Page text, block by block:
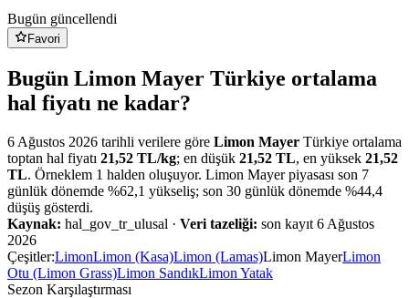
Bugün güncellendi
Favori
Bugün Limon Mayer Türkiye ortalama
hal fiyatı ne kadar?
6 Ağustos 2026 tarihli verilere göre Limon Mayer Türkiye ortalama
toptan hal fiyatı 21,52 TL/kg; en düşük 21,52 TL, en yüksek 21,52
TL. Örneklem 1 halden oluşuyor. Limon Mayerpiyasası son 7
günlük dönemde %62,1 yükseliş; son 30 günlük dönemde %44,4
düşüş gösterdi.
Kaynak: hal_gov_tr_ulusal · Veri tazeliği: son kayıt 6 Ağustos
2026
Çeşitler:LimonLimon (Kasa)Limon (Lamas)Limon MayerLimon
Otu (Limon Grass)Limon SandıkLimon Yatak
Sezon Karşılaştırması